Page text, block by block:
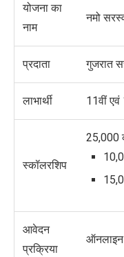
योजना का
नाम
नमो
प्रदाता गुजरात
लाभार्थी 11वीं एवं
स्कॉलरशिप
25,000
आवेदन
प्रक्रिया
ऑनलाइन